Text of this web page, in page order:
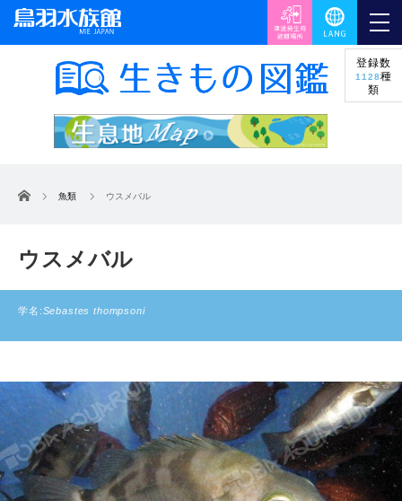
登録数
1128種
類
ホーム 魚類 ウスメバル
ウスメバル
学名:Sebastes thompsoni